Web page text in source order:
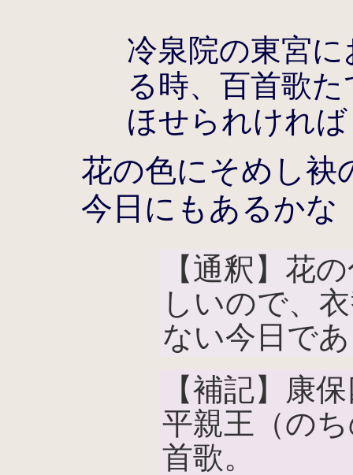
冷泉院の東宮
る時、百首歌
ほせられければ
花の色にそめし袂
今日にもあるかな
【通釈】花
しいので、
ない今日で
【補記】康
平親王（の
首歌。